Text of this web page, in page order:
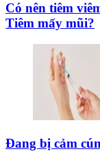
Có nên tiêm
Tiêm mấy mũi?
Đang bị cảm